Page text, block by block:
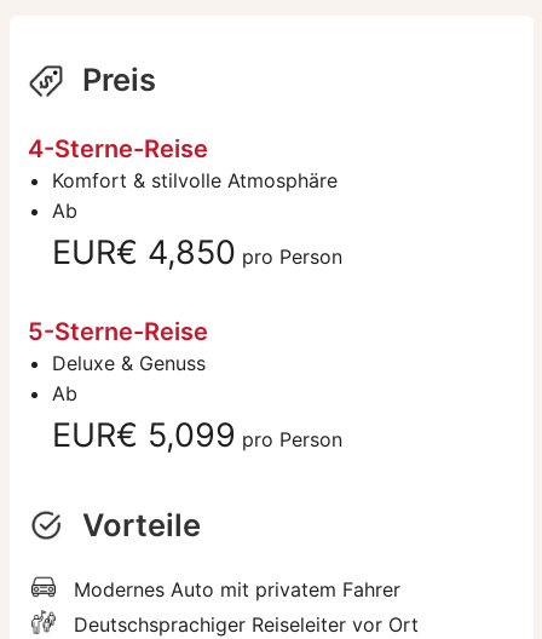
Preis
4-Sterne-Reise
Komfort & stilvolle Atmosphäre
Ab
EUR€ 4,850 pro Person
5-Sterne-Reise
Deluxe & Genuss
Ab
EUR€ 5,099 pro Person
Vorteile
Modernes Auto mit privatem Fahrer
Deutschsprachiger Reiseleiter vor Ort